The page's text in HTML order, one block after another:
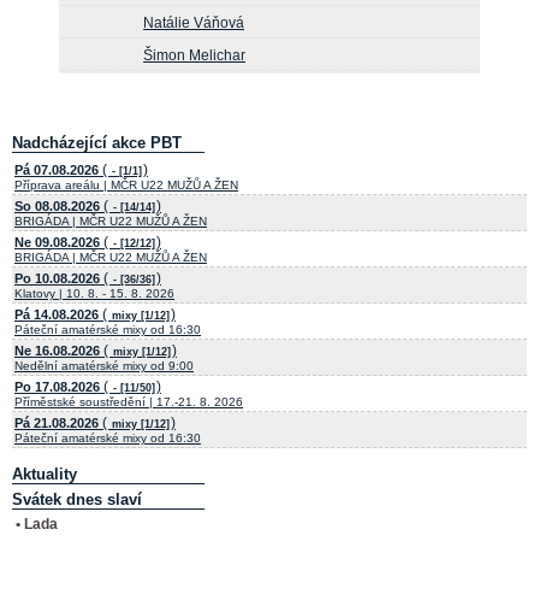
Natálie Váňová
Šimon Melichar
Nadcházející akce PBT
Pá 07.08.2026 ( - [1/1] )
Příprava areálu | MČR U22 MUŽŮ A ŽEN
So 08.08.2026 ( - [14/14] )
BRIGÁDA | MČR U22 MUŽŮ A ŽEN
Ne 09.08.2026 ( - [12/12] )
BRIGÁDA | MČR U22 MUŽŮ A ŽEN
Po 10.08.2026 ( - [36/36] )
Klatovy | 10. 8. - 15. 8. 2026
Pá 14.08.2026 ( mixy [1/12] )
Páteční amatérské mixy od 16:30
Ne 16.08.2026 ( mixy [1/12] )
Nedělní amatérské mixy od 9:00
Po 17.08.2026 ( - [11/50] )
Příměstské soustředění | 17.-21. 8. 2026
Pá 21.08.2026 ( mixy [1/12] )
Páteční amatérské mixy od 16:30
Aktuality
Svátek dnes slaví
• Lada